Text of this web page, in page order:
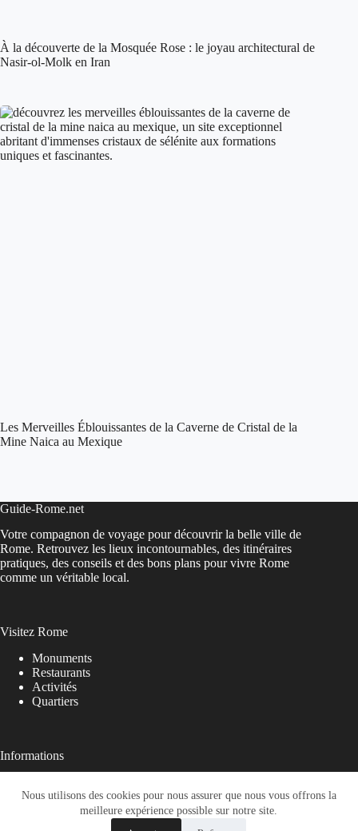
Nous utilisons des cookies pour nous assurer que nous vous offrons la
meilleure expérience possible sur notre site.
À la découverte de la Mosquée Rose : le joyau architectural de
Nasir-ol-Molk en Iran
Les Merveilles Éblouissantes de la Caverne de Cristal de la
Mine Naica au Mexique
Guide-Rome.net
Votre compagnon de voyage pour découvrir la belle ville de
Rome. Retrouvez les lieux incontournables, des itinéraires
pratiques, des conseils et des bons plans pour vivre Rome
comme un véritable local.
Visitez Rome
Monuments
Restaurants
Activités
Quartiers
Informations
Contactez-nous